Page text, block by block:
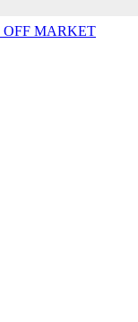
OFF MARKET